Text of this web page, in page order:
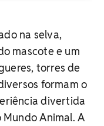
na selva,
mascote e um
torres de
formam o
divertida
Animal. A